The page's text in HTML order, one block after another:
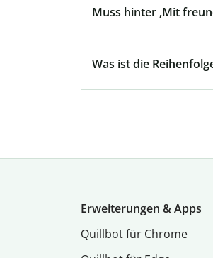
Muss hinter ‚Mit
Was ist die
Erweiterungen & Apps
Quillbot für Chrome